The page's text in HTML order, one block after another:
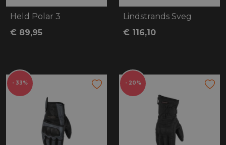
Held Polar 3
€ 89,95
Lindstrands Sveg
€ 116,10
- 33% - 20%